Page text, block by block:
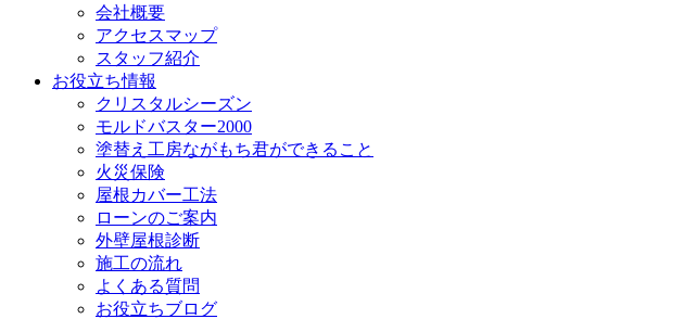
会社概要
アクセスマップ
スタッフ紹介
お役立ち情報
クリスタルシーズン
モルドバスター2000
塗替え工房ながもち君ができること
火災保険
屋根カバー工法
ローンのご案内
外壁屋根診断
施工の流れ
よくある質問
お役立ちブログ